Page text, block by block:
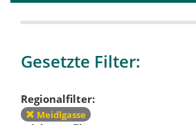
Gesetzte Filter:
Regionalfilter:
Meidlgasse